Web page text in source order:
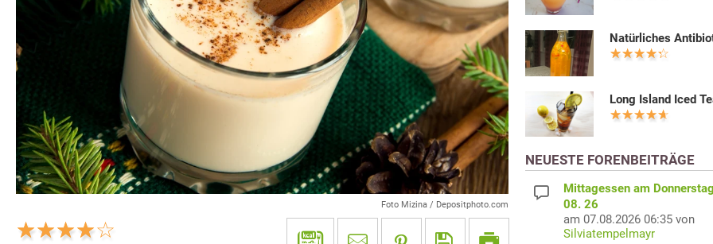
Foto Mizina / Depositphoto.com
Natürliches
Long Island Iced
NEUESTE FORENBEITRÄGE
Mittagessen am
08. 26
am 07.08.2026 06:35 von
Silviatempelmayr